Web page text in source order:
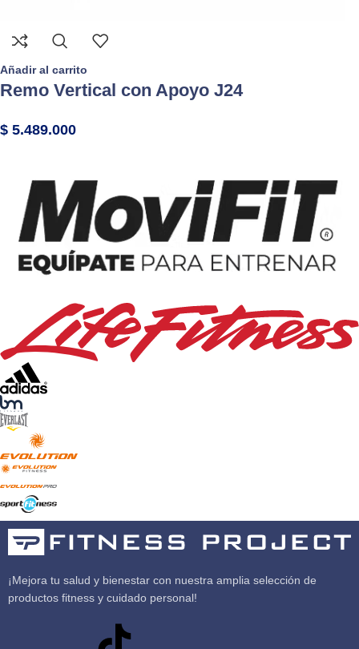
Añadir al carrito
Remo Vertical con Apoyo J24
$ 5.489.000
¡Mejora tu salud y bienestar con nuestra amplia selección de
productos fitness y cuidado personal!